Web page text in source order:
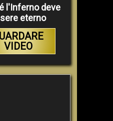
l'Inferno deve
eterno
VIDEO